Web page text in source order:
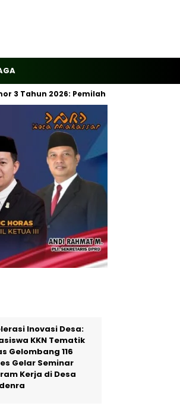
2026: Pemilahan Sampah Wajib
Inovasi Desa:
KKN Tematik
Gelombang 116
Gelar Seminar
Kerja di Desa